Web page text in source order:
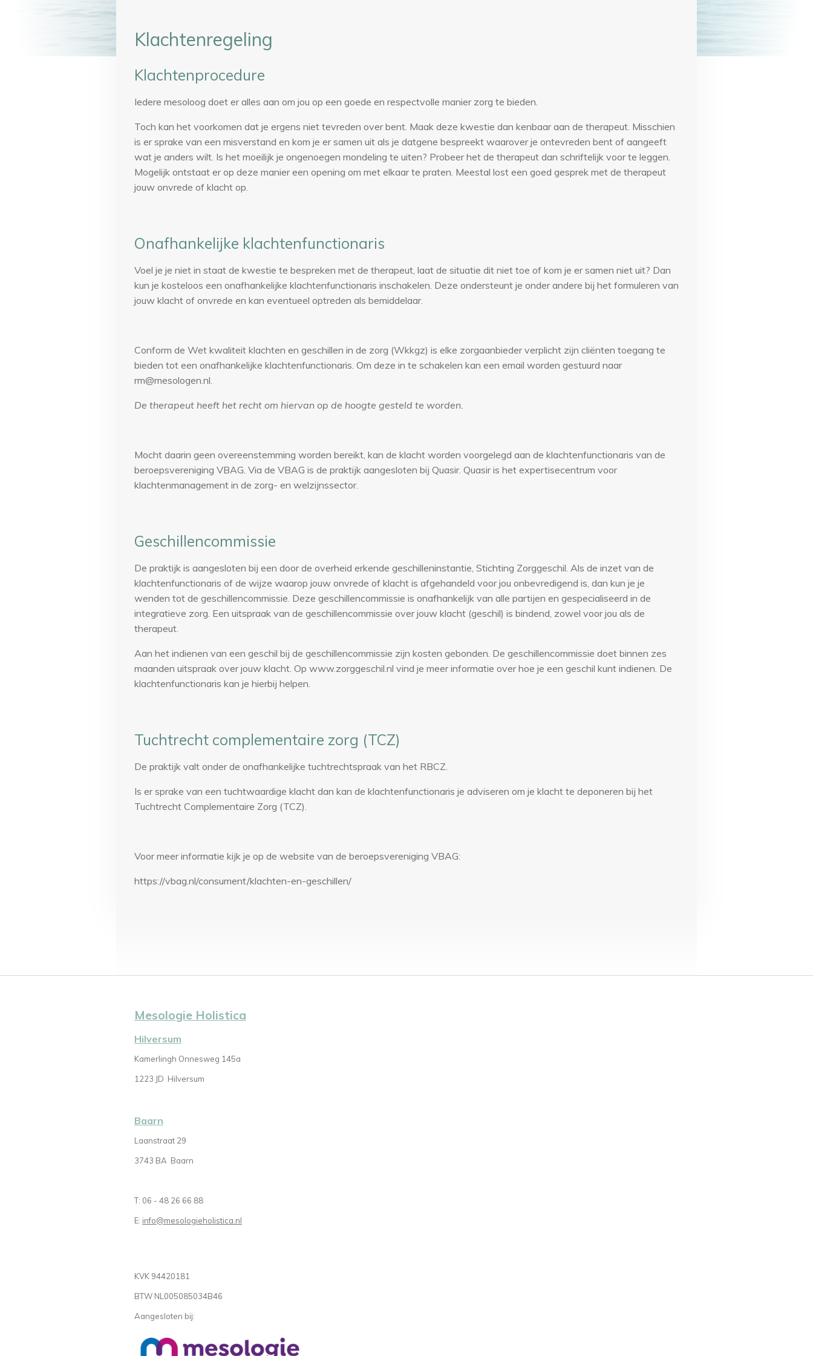
Klachtenregeling
Klachtenprocedure
Iedere mesoloog doet er alles aan om jou op een goede en respectvolle manier zorg te bieden.
Toch kan het voorkomen dat je ergens niet tevreden over bent. Maak deze kwestie dan kenbaar aan de therapeut. Misschien
is er sprake van een misverstand en kom je er samen uit als je datgene bespreekt waarover je ontevreden bent of aangeeft
wat je anders wilt. Is het moeilijk je ongenoegen mondeling te uiten? Probeer het de therapeut dan schriftelijk voor te leggen.
Mogelijk ontstaat er op deze manier een opening om met elkaar te praten. Meestal lost een goed gesprek met de therapeut
jouw onvrede of klacht op.
Onafhankelijke klachtenfunctionaris
Voel je je niet in staat de kwestie te bespreken met de therapeut, laat de situatie dit niet toe of kom je er samen niet uit? Dan
kun je kosteloos een onafhankelijke klachtenfunctionaris inschakelen. Deze ondersteunt je onder andere bij het formuleren van
jouw klacht of onvrede en kan eventueel optreden als bemiddelaar.
Conform de Wet kwaliteit klachten en geschillen in de zorg (Wkkgz) is elke zorgaanbieder verplicht zijn cliënten toegang te
bieden tot een onafhankelijke klachtenfunctionaris. Om deze in te schakelen kan een email worden gestuurd naar
rm@mesologen.nl.
De therapeut heeft het recht om hiervan op de hoogte gesteld te worden.
Mocht daarin geen overeenstemming worden bereikt, kan de klacht worden voorgelegd aan de klachtenfunctionaris van de
beroepsvereniging VBAG. Via de VBAG is de praktijk aangesloten bij Quasir. Quasir is het expertisecentrum voor
klachtenmanagement in de zorg- en welzijnssector.
Geschillencommissie
De praktijk is aangesloten bij een door de overheid erkende geschilleninstantie, Stichting Zorggeschil. Als de inzet van de
klachtenfunctionaris of de wijze waarop jouw onvrede of klacht is afgehandeld voor jou onbevredigend is, dan kun je je
wenden tot de geschillencommissie. Deze geschillencommissie is onafhankelijk van alle partijen en gespecialiseerd in de
integratieve zorg. Een uitspraak van de geschillencommissie over jouw klacht (geschil) is bindend, zowel voor jou als de
therapeut.
Aan het indienen van een geschil bij de geschillencommissie zijn kosten gebonden. De geschillencommissie doet binnen zes
maanden uitspraak over jouw klacht. Op www.zorggeschil.nl vind je meer informatie over hoe je een geschil kunt indienen. De
klachtenfunctionaris kan je hierbij helpen.
Tuchtrecht complementaire zorg (TCZ)
De praktijk valt onder de onafhankelijke tuchtrechtspraak van het RBCZ.
Is er sprake van een tuchtwaardige klacht dan kan de klachtenfunctionaris je adviseren om je klacht te deponeren bij het
Tuchtrecht Complementaire Zorg (TCZ).
Voor meer informatie kijk je op de website van de beroepsvereniging VBAG:
https://vbag.nl/consument/klachten-en-geschillen/
Mesologie Holistica
Hilversum
Kamerlingh Onnesweg 145a
1223 JD Hilversum
Baarn
Laanstraat 29
3743 BA Baarn
T: 06 - 48 26 66 88
E: info@mesologieholistica.nl
KVK 94420181
BTW NL005085034B46
Aangesloten bij: